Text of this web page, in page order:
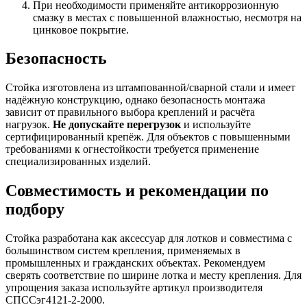
При необходимости применяйте антикоррозионную
смазку в местах с повышенной влажностью, несмотря на
цинковое покрытие.
Безопасность
Стойка изготовлена из штампованной/сварной стали и имеет
надёжную конструкцию, однако безопасность монтажа
зависит от правильного выбора креплений и расчёта
нагрузок. Не допускайте перегрузок и используйте
сертифицированный крепёж. Для объектов с повышенными
требованиями к огнестойкости требуется применение
специализированных изделий.
Совместимость и рекомендации по
подбору
Стойка разработана как аксессуар для лотков и совместима с
большинством систем крепления, применяемых в
промышленных и гражданских объектах. Рекомендуем
сверять соответствие по ширине лотка и месту крепления. Для
упрощения заказа используйте артикул производителя
СПССэг4121-2-2000.